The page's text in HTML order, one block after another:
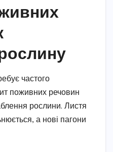
частого
поживних речовин
рослини. Листя
а нові пагони